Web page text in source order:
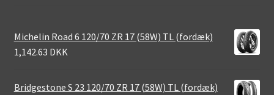
Michelin Road 6 120/70 ZR 17 (58W) TL (fordæk)
1,142.63 DKK
Bridgestone S 23 120/70 ZR 17 (58W) TL (fordæk)